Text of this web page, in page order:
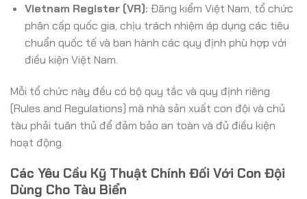
Vietnam Register (VR): Đăng kiểm Việt Nam, tổ chức
phân cấp quốc gia, chịu trách nhiệm áp dụng các tiêu
chuẩn quốc tế và ban hành các quy định phù hợp với
điều kiện Việt Nam.
Mỗi tổ chức này đều có bộ quy tắc và quy định riêng
(Rules and Regulations) mà nhà sản xuất con đội và chủ
tàu phải tuân thủ để đảm bảo an toàn và đủ điều kiện
hoạt động.
Các Yêu Cầu Kỹ Thuật Chính Đối Với Con Đội
Dùng Cho Tàu Biển